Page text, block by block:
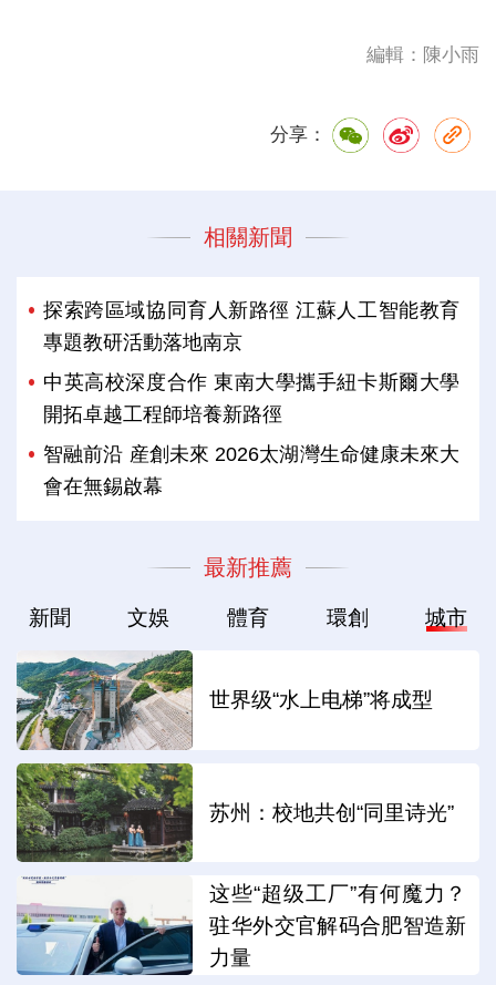
編輯：陳小雨
分享：
相關新聞
探索跨區域協同育人新路徑 江蘇人工智能教育
專題教研活動落地南京
中英高校深度合作 東南大學攜手紐卡斯爾大學
開拓卓越工程師培養新路徑
智融前沿 産創未來 2026太湖灣生命健康未來大
會在無錫啟幕
最新推薦
新聞 文娛 體育 環創 城市
世界级“水上电梯”将成型
苏州：校地共创“同里诗光”
这些“超级工厂”有何魔力？
驻华外交官解码合肥智造新
力量